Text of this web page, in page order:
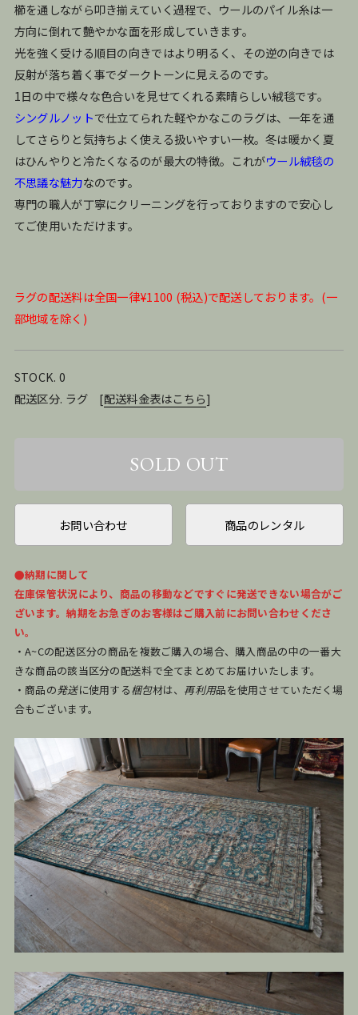
櫛を通しながら叩き揃えていく過程で、ウールのパイル糸は一
方向に倒れて艶やかな面を形成していきます。
光を強く受ける順目の向きではより明るく、その逆の向きでは
反射が落ち着く事でダークトーンに見えるのです。
1日の中で様々な色合いを見せてくれる素晴らしい絨毯です。
シングルノットで仕立てられた軽やかなこのラグは、一年を通
してさらりと気持ちよく使える扱いやすい一枚。冬は暖かく夏
はひんやりと冷たくなるのが最大の特徴。これがウール絨毯の
不思議な魅力なのです。
専門の職人が丁寧にクリーニングを行っておりますので安心し
てご使用いただけます。
ラグの配送料は全国一律¥1100 (税込)で配送しております。(一
部地域を除く)
STOCK. 0
配送区分. ラグ [配送料金表はこちら]
お問い合わせ 商品のレンタル
●納期に関して
在庫保管状況により、商品の移動などですぐに発送できない場合がご
ざいます。納期をお急ぎのお客様はご購入前にお問い合わせくださ
い。
・A~Cの配送区分の商品を複数ご購入の場合、購入商品の中の一番大
きな商品の該当区分の配送料で全てまとめてお届けいたします。
・商品の発送に使用する梱包材は、 再利用品を使用させていただく場
合もございます。